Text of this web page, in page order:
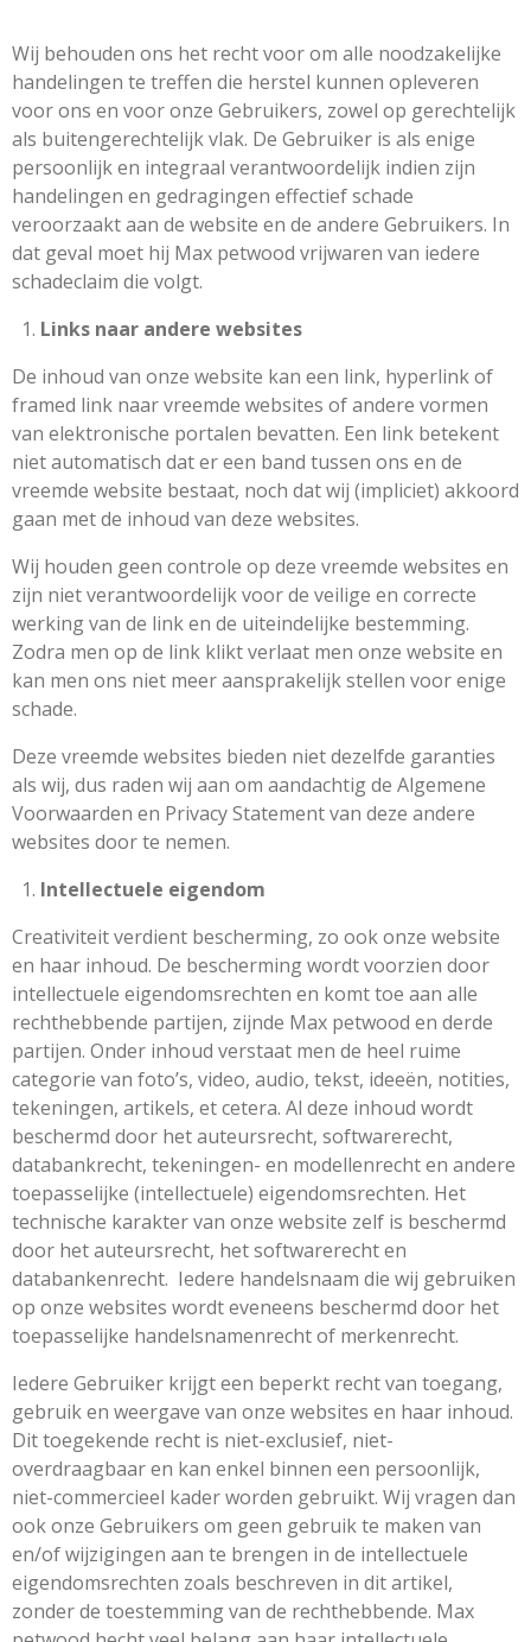
Wij behouden ons het recht voor om alle noodzakelijke
handelingen te treffen die herstel kunnen opleveren
voor ons en voor onze Gebruikers, zowel op gerechtelijk
als buitengerechtelijk vlak. De Gebruiker is als enige
persoonlijk en integraal verantwoordelijk indien zijn
handelingen en gedragingen effectief schade
veroorzaakt aan de website en de andere Gebruikers. In
dat geval moet hij Max petwood vrijwaren van iedere
schadeclaim die volgt.
Links naar andere websites
De inhoud van onze website kan een link, hyperlink of
framed link naar vreemde websites of andere vormen
van elektronische portalen bevatten. Een link betekent
niet automatisch dat er een band tussen ons en de
vreemde website bestaat, noch dat wij (impliciet) akkoord
gaan met de inhoud van deze websites.
Wij houden geen controle op deze vreemde websites en
zijn niet verantwoordelijk voor de veilige en correcte
werking van de link en de uiteindelijke bestemming.
Zodra men op de link klikt verlaat men onze website en
kan men ons niet meer aansprakelijk stellen voor enige
schade.
Deze vreemde websites bieden niet dezelfde garanties
als wij, dus raden wij aan om aandachtig de Algemene
Voorwaarden en Privacy Statement van deze andere
websites door te nemen.
Intellectuele eigendom
Creativiteit verdient bescherming, zo ook onze website
en haar inhoud. De bescherming wordt voorzien door
intellectuele eigendomsrechten en komt toe aan alle
rechthebbende partijen, zijnde Max petwood en derde
partijen. Onder inhoud verstaat men de heel ruime
categorie van foto’s, video, audio, tekst, ideeën, notities,
tekeningen, artikels, et cetera. Al deze inhoud wordt
beschermd door het auteursrecht, softwarerecht,
databankrecht, tekeningen- en modellenrecht en andere
toepasselijke (intellectuele) eigendomsrechten. Het
technische karakter van onze website zelf is beschermd
door het auteursrecht, het softwarerecht en
databankenrecht. Iedere handelsnaam die wij gebruiken
op onze websites wordt eveneens beschermd door het
toepasselijke handelsnamenrecht of merkenrecht.
Iedere Gebruiker krijgt een beperkt recht van toegang,
gebruik en weergave van onze websites en haar inhoud.
Dit toegekende recht is niet-exclusief, niet-
overdraagbaar en kan enkel binnen een persoonlijk,
niet-commercieel kader worden gebruikt. Wij vragen dan
ook onze Gebruikers om geen gebruik te maken van
en/of wijzigingen aan te brengen in de intellectuele
eigendomsrechten zoals beschreven in dit artikel,
zonder de toestemming van de rechthebbende. Max